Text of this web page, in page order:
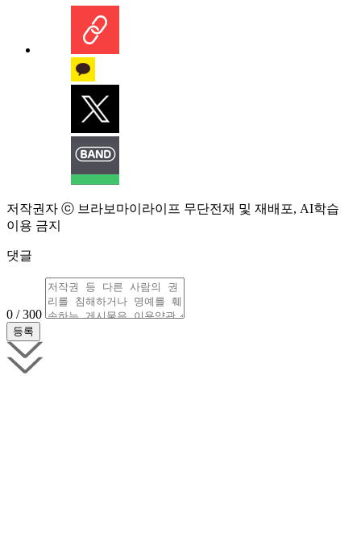
저작권자 ⓒ 브라보마이라이프 무단전재 및 재배포, AI학습
이용 금지
댓글
0 / 300